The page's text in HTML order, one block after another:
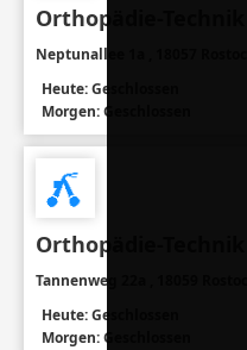
Orthopädie-
Neptunallee 1a , 18057 Rostock
Heute: Geschlossen
Morgen: Geschlossen
Orthopädie-
Tannenweg 22a , 18059 Rostock
Heute: Geschlossen
Morgen: Geschlossen